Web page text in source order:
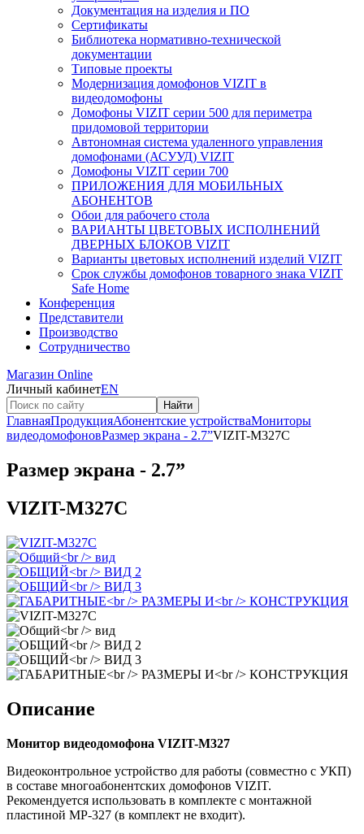
Документация на изделия и ПО
Сертификаты
Библиотека нормативно-технической
документации
Типовые проекты
Модернизация домофонов VIZIT в
видеодомофоны
Домофоны VIZIT серии 500 для периметра
придомовой территории
Автономная система удаленного управления
домофонами (АСУУД) VIZIT
Домофоны VIZIT серии 700
ПРИЛОЖЕНИЯ ДЛЯ МОБИЛЬНЫХ
АБОНЕНТОВ
Обои для рабочего стола
ВАРИАНТЫ ЦВЕТОВЫХ ИСПОЛНЕНИЙ
ДВЕРНЫХ БЛОКОВ VIZIT
Варианты цветовых исполнений изделий VIZIT
Срок службы домофонов товарного знака VIZIT
Safe Home
Конференция
Представители
Производство
Сотрудничество
Магазин Online
Личный кабинетEN
Найти
ГлавнаяПродукцияАбонентские устройстваМониторы
видеодомофоновРазмер экрана - 2.7”VIZIT-M327C
Размер экрана - 2.7”
VIZIT-M327C
Описание
Монитор видеодомофона VIZIT-M327
Видеоконтрольное устройство для работы (совместно с УКП)
в составе многоабонентских домофонов VIZIT.
Рекомендуется использовать в комплекте с монтажной
пластиной MP-327 (в комплект не входит).